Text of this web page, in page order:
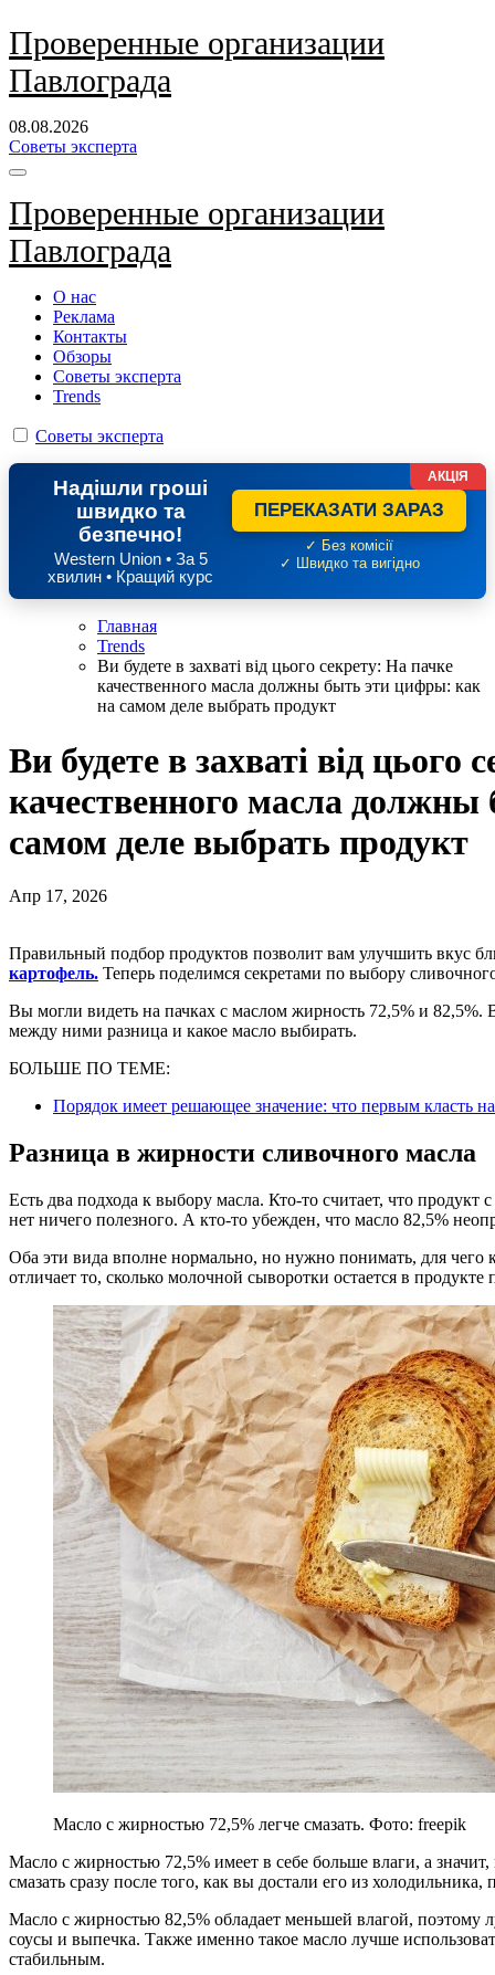
Перейти
к
содержанию
Проверенные организации
Павлограда
08.08.2026
Советы эксперта
Проверенные организации
Павлограда
О нас
Реклама
Контакты
Обзоры
Советы эксперта
Trends
Советы эксперта
Надішли гроші
швидко та
безпечно!
Western Union • За 5
хвилин • Кращий курс
ПЕРЕКАЗАТИ ЗАРАЗ
✓ Без комісії
✓ Швидко та вигідно
АКЦІЯ
Главная
Trends
Ви будете в захваті від цього секрету: На пачке
качественного масла должны быть эти цифры: как
на самом деле выбрать продукт
Ви будете в захваті від цього
качественного масла
самом деле выбрать продукт
Апр 17, 2026
Правильный подбор продуктов позволит вам улучшить вкус
картофель. Теперь поделимся секретами по выбору
Вы могли видеть на пачках с маслом жирность 72,5% и 82,5%.
между ними разница и какое масло выбирать.
БОЛЬШЕ ПО ТЕМЕ:
Порядок имеет решающее значение: что первым класть
Разница в жирности сливочного масла
Есть два подхода к выбору масла. Кто-то считает, что
нет ничего полезного. А кто-то убежден, что масло 82,5%
Оба эти вида вполне нормально, но нужно понимать, для
отличает то, сколько молочной сыворотки остается в продукте
Масло с жирностью 72,5% легче смазать. Фото: freepik
Масло с жирностью 72,5% имеет в себе больше влаги, а
смазать сразу после того, как вы достали его из
Масло с жирностью 82,5% обладает меньшей влагой,
соусы и выпечка. Также именно такое масло лучше
стабильным.